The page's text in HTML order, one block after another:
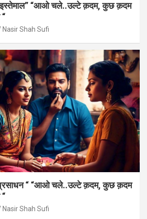
इस्तेमाल” “आओ चले..उल्टे क़दम, कुछ क़दम
Nasir Shah Sufi
प्रसाधन “ “आओ चले..उल्टे क़दम, कुछ क़दम
Nasir Shah Sufi